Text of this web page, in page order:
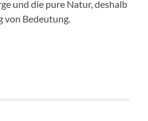
und die pure Natur, deshalb
von Bedeutung.